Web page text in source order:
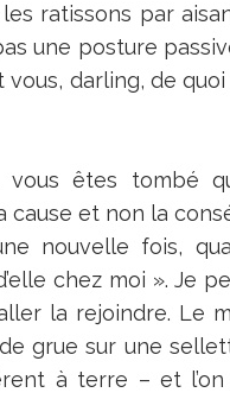
ratissons par
une posture
vous, darling, de
êtes tombé
cause et non la
nouvelle fois,
chez moi ». Je
la rejoindre. Le
grue sur une
à terre – et